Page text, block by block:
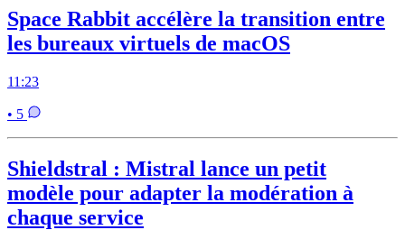
Space Rabbit accélère la transition entre
les bureaux virtuels de macOS
11:23
• 5
Shieldstral : Mistral lance un petit
modèle pour adapter la modération à
chaque service